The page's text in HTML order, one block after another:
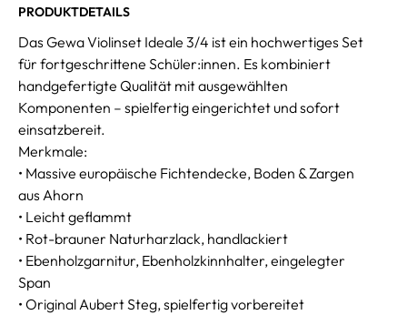
PRODUKTDETAILS
Das Gewa Violinset Ideale 3/4 ist ein hochwertiges Set
für fortgeschrittene Schüler:innen. Es kombiniert
handgefertigte Qualität mit ausgewählten
Komponenten – spielfertig eingerichtet und sofort
einsatzbereit.
Merkmale:
• Massive europäische Fichtendecke, Boden & Zargen
aus Ahorn
• Leicht geflammt
• Rot-brauner Naturharzlack, handlackiert
• Ebenholzgarnitur, Ebenholzkinnhalter, eingelegter
Span
• Original Aubert Steg, spielfertig vorbereitet